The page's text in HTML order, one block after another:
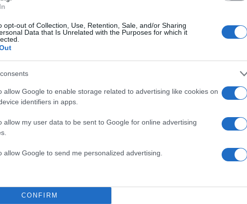
opt-out of Collection, Use, Retention, Sale, and/or Sharing
Data that Is Unrelated with the Purposes for which it
allow Google to enable storage related to advertising like cookies on
identifiers in apps.
allow my user data to be sent to Google for online advertising
allow Google to send me personalized advertising.
CONFIRM
19:2922.01.22
Instagram μετά τις